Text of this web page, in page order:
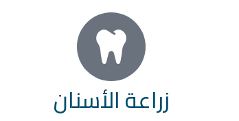
زراعة الأسنان